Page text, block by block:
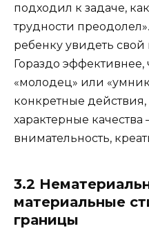
подходил к задаче,
трудности
ребенку увидеть свой
Гораздо эффективнее,
«молодец» или
конкретные действия,
характерные качества
внимательность,
3.2
материальные
границы